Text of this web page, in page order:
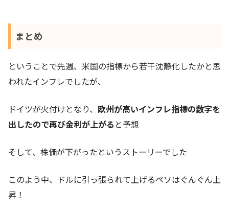
まとめ
ということで先週、米国の指標から若干沈静化したかと思
われたインフレでしたが、
ドイツが火付けとなり、 欧州が高いインフレ指標の数字を
出したので再び金利が上がる と予想
そして、株価が下がったというストーリーでした
このよう中、ドルに引っ張られて上げるペソはぐんぐん上
昇！